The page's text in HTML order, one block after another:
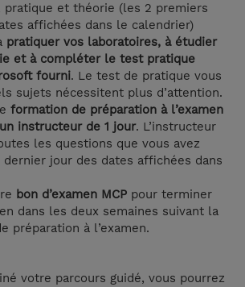
pratique et théorie (les 2 premiers
affichées dans le calendrier)
pratiquer vos laboratoires, à étudier
et à compléter le test pratique
fourni. Le test de pratique vous
sujets nécessitent plus d’attention.
formation de préparation à l’examen
instructeur de 1 jour. L’instructeur
les questions que vous avez
dernier jour des dates affichées dans
bon d’examen MCP pour terminer
dans les deux semaines suivant la
préparation à l’examen.
votre parcours guidé, vous pourrez